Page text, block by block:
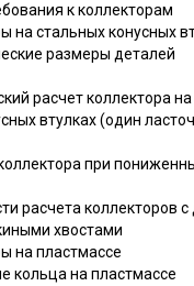
к коллекторам
на стальных конусных
размеры деталей
расчет коллектора на
втулках (один
при
расчета коллекторов с
хвостами
на пластмассе
кольца на пластмассе